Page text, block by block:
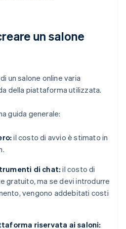
un salone
un salone online varia
della piattaforma utilizzata.
guida generale:
il costo di avvio è stimato in
di chat: il costo di
gratuito, ma se devi introdurre
vengono addebitati costi
riservata ai saloni: